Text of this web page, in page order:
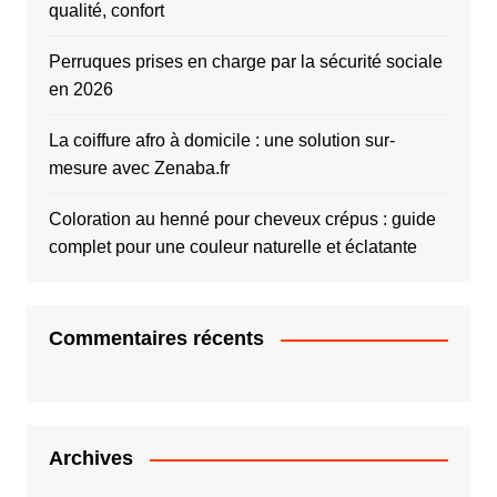
qualité, confort
Perruques prises en charge par la sécurité sociale
en 2026
La coiffure afro à domicile : une solution sur-
mesure avec Zenaba.fr
Coloration au henné pour cheveux crépus : guide
complet pour une couleur naturelle et éclatante
Commentaires récents
Archives